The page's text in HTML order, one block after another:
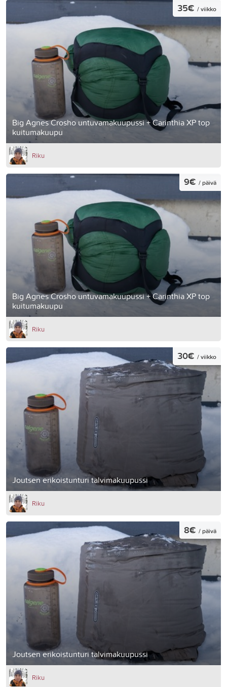
Big Agnes Crosho untuvamakuupussi + Carinthia XP top
kuitumakuupu
35€ / viikko
Riku
Big Agnes Crosho untuvamakuupussi + Carinthia XP top
kuitumakuupu
9€ / päivä
Riku
Joutsen erikoistunturi talvimakuupussi
30€ / viikko
Riku
Joutsen erikoistunturi talvimakuupussi
8€ / päivä
Riku